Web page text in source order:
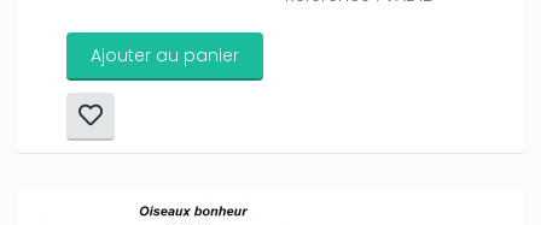
Ajouter au panier